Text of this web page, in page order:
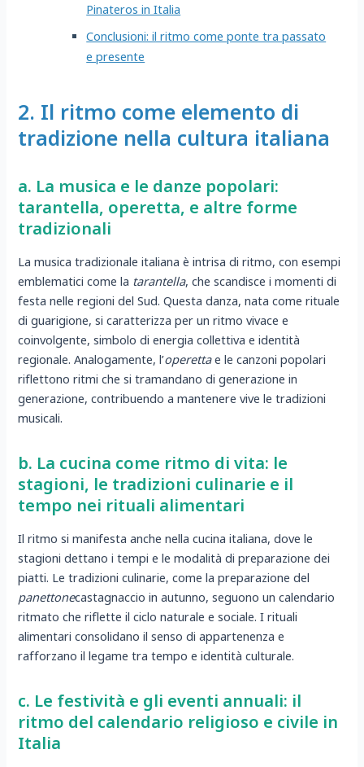
Pinateros in Italia
Conclusioni: il ritmo come ponte tra passato
e presente
2. Il ritmo come elemento di
tradizione nella cultura italiana
a. La musica e le danze popolari:
tarantella, operetta, e altre forme
tradizionali
La musica tradizionale italiana è intrisa di ritmo, con esempi
emblematici come la tarantella, che scandisce i momenti di
festa nelle regioni del Sud. Questa danza, nata come rituale
di guarigione, si caratterizza per un ritmo vivace e
coinvolgente, simbolo di energia collettiva e identità
regionale. Analogamente, l’operettae le canzoni popolari
riflettono ritmi che si tramandano di generazione in
generazione, contribuendo a mantenere vive le tradizioni
musicali.
b. La cucina come ritmo di vita: le
stagioni, le tradizioni culinarie e il
tempo nei rituali alimentari
Il ritmo si manifesta anche nella cucina italiana, dove le
stagioni dettano i tempi e le modalità di preparazione dei
piatti. Le tradizioni culinarie, come la preparazione del
panettonecastagnaccio in autunno, seguono un calendario
ritmato che riflette il ciclo naturale e sociale. I rituali
alimentari consolidano il senso di appartenenza e
rafforzano il legame tra tempo e identità culturale.
c. Le festività e gli eventi annuali: il
ritmo del calendario religioso e civile in
Italia